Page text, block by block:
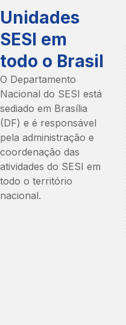
FALE COM A GENTE
Boas-vindas à
estado ou DF
Envie elogios, críticas,
Entre em contato a nossa
Unidades
SESI em
todo o Brasil
O Departamento
Nacional do SESI está
sediado em Brasília
(DF) e é responsável
pela administração e
coordenação das
atividades do SESI em
todo o território
nacional.